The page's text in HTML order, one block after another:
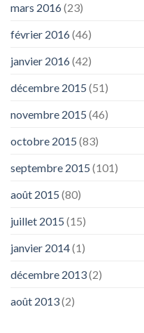
mars 2016(23)
février 2016(46)
janvier 2016(42)
décembre 2015 (51)
novembre 2015 (46)
octobre 2015 (83)
septembre 2015 (101)
août 2015 (80)
juillet 2015 (15)
janvier 2014(1)
décembre 2013(2)
août 2013(2)